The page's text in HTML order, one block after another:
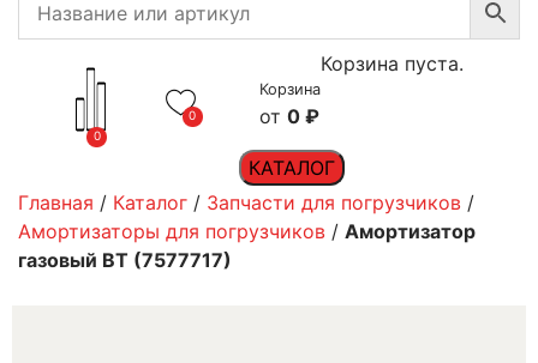
0
0
Корзина
0 ₽
Корзина пуста.
КАТАЛОГ
Главная / Каталог / Запчасти для погрузчиков /
Амортизаторы для погрузчиков / Амортизатор
газовый BT (7577717)